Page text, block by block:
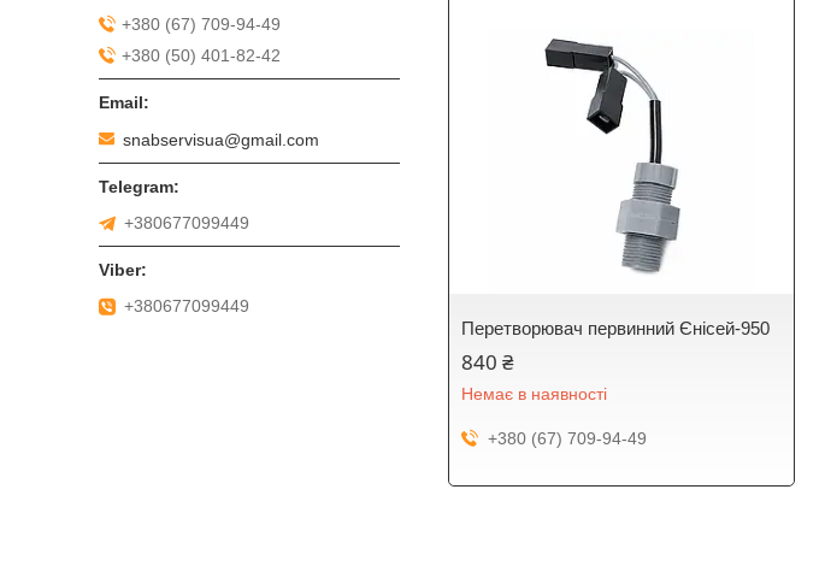
Перетворювач первинний Єнісей-950
840 ₴
Немає в наявності
+380 (67) 709-94-49
+380 (67) 709-94-49
+380 (50) 401-82-42
snabservisua@gmail.com
+380677099449
+380677099449